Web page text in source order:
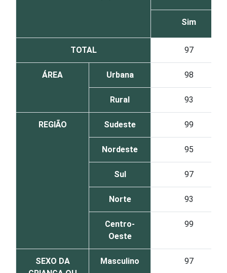
Sim
TOTAL 97
ÁREA Urbana 98
Rural 93
REGIÃO Sudeste 99
Nordeste 95
Sul 97
Norte 93
Centro-
Oeste
99
SEXO DA
Masculino 97